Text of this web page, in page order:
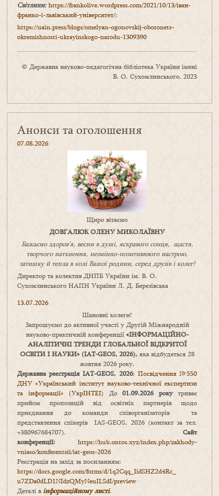
Світлини: https://frankolive.wordpress.com/2021/10/13/іван-
франко-і-львівський-університет/;
https://uain.press/blogs/omelyan-ogonovskij-oboronets-
okremishnosti-ukrayinskogo-narodu-1309390
© Державна науково-педагогічна бібліотека України імені
В. О. Сухомлинського, 2023
Анонси та оголошення
07.08.2026
Щиро вітаємо
ДОВГАЛЮК ОЛЕНУ МИКОЛАЇВНУ
Бажаємо здоров’я, весни в душі, яскравого сонця, щастя,
творчого натхнення, незмінно-позитивнвого настрою,
затишкуйтепла в коліВашоїродини, серед друзів і колег!
Директор та колектив ДНПБ України ім. В. О.
Сухомлинського НАПН України Л. Д. Березівська
13.07.2026
Шановні колеги!
Запрошуємо до активної участі у Другій Міжнародній
науково-практичній конференції «ІНФОРМАЦІЙНО-
АНАЛІТИЧНІ ТРЕНДИ ГЛОБАЛЬНОЇ ВІДКРИТОЇ
ОСВІТИ І НАУКИ» (IAT-GEOS, 2026),яка відбудеться 28
жовтня 2026 року.
Державна реєстрація IAT-GEOS, 2026: Посвідчення №550
ДНУ «Український інститут науково-технічної експертизи
та інформації» (УкрІНТЕІ) До01.09.2026 рокутриває
прийом пропозицій від освітніх партнерів щодо
приєднання до команди співорганізаторів та
представлення спікерів IAS-GEOS, 2026 (контакт за тел.
+380967684707). Сайт
конференції: https://hub.ontos.xyz/index.php/zakhody-
vniaso/konferentsii/iat-geos-2026
Реєстрація на захід за посиланням:
https://docs.google.com/forms/d/1q2Cqq_IidSHZ2d4Rc_
u7ZDa0dLD1NIdzQMyNeuILSdI/preview
Деталі в інформаційному листі.